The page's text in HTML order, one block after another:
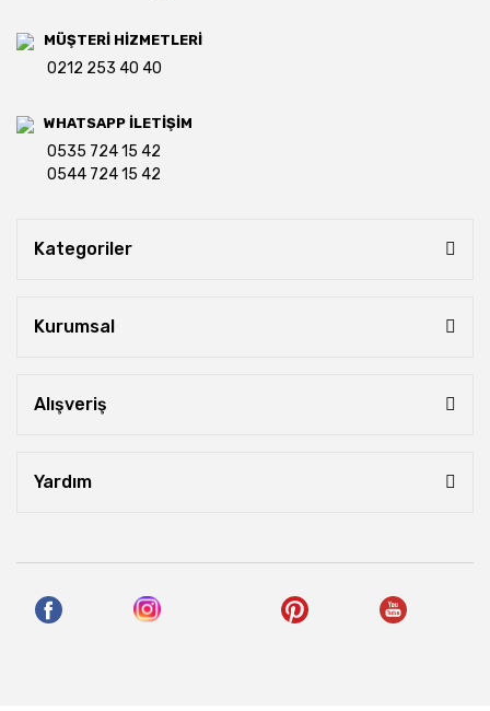
MÜŞTERİ HİZMETLERİ
0212 253 40 40
WHATSAPP İLETİŞİM
0535 724 15 42
0544 724 15 42
Kategoriler
Kurumsal
Alışveriş
Yardım